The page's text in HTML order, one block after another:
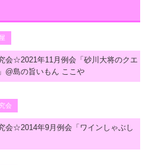
会☆2021年11月例会「砂川大将のクエ
@島の旨いもん ここや
会
会☆2014年9月例会「ワインしゃぶし